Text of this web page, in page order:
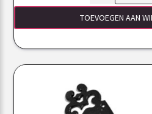
TOEVOEGEN AAN